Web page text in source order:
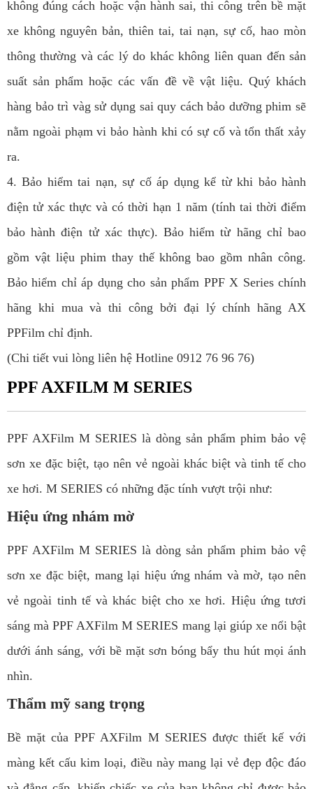
không đúng cách hoặc vận hành sai, thi công trên bề mặt
xe không nguyên bản, thiên tai, tai nạn, sự cố, hao mòn
thông thường và các lý do khác không liên quan đến sản
suất sản phẩm hoặc các vấn đề về vật liệu. Quý khách
hàng bảo trì vàg sử dụng sai quy cách bảo dưỡng phim sẽ
nằm ngoài phạm vi bảo hành khi có sự cố và tổn thất xảy
ra.
4. Bảo hiểm tai nạn, sự cố áp dụng kể từ khi bảo hành
điện tử xác thực và có thời hạn 1 năm (tính tai thời điểm
bảo hành điện tử xác thực). Bảo hiểm từ hãng chỉ bao
gồm vật liệu phim thay thế không bao gồm nhân công.
Bảo hiểm chỉ áp dụng cho sản phẩm PPF X Series chính
hãng khi mua và thi công bởi đại lý chính hãng AX
PPFilm chỉ định.
(Chi tiết vui lòng liên hệ Hotline 0912 76 96 76)
PPF AXFILM M SERIES
PPF AXFilm M SERIES là dòng sản phẩm phim bảo vệ
sơn xe đặc biệt, tạo nên vẻ ngoài khác biệt và tinh tế cho
xe hơi. M SERIES có những đặc tính vượt trội như:
Hiệu ứng nhám mờ
PPF AXFilm M SERIES là dòng sản phẩm phim bảo vệ
sơn xe đặc biệt, mang lại hiệu ứng nhám và mờ, tạo nên
vẻ ngoài tinh tế và khác biệt cho xe hơi. Hiệu ứng tươi
sáng màPPF AXFilm M SERIES mang lại giúp xe nổi bật
dưới ánh sáng, với bề mặt sơn bóng bẩy thu hút mọi ánh
nhìn.
Thẩm mỹ sang trọng
Bề mặt củaPPF AXFilm M SERIES được thiết kế với
màng kết cấu kim loại, điều này mang lại vẻ đẹp độc đáo